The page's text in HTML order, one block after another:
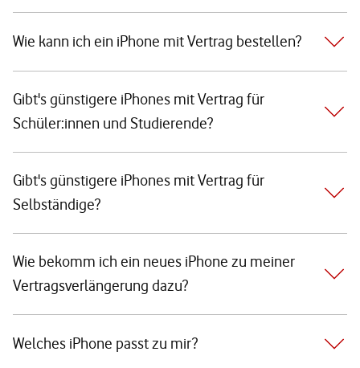
Wie kann ich ein iPhone mit Vertrag bestellen?
Gibt's günstigere iPhones mit Vertrag für
Schüler:innen und Studierende?
Gibt's günstigere iPhones mit Vertrag für
Selbständige?
Wie bekomm ich ein neues iPhone zu meiner
Vertragsverlängerung dazu?
Welches iPhone passt zu mir?